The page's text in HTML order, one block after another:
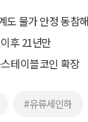
도 물가 안정 동참
후 21년만
테이블코인 확장
#유류세인하